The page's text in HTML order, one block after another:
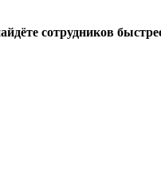
сотрудников